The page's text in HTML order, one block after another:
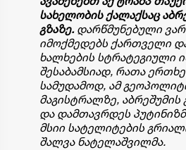
სახელობის ქალაქსაც
გზაზე. დარწმუნებული
იმოქმედებს ქართველი
ხალხების სტრატეგიული
შესაბამსიად, რათა
სამუდამოდ, ამ
მაგისტრალზე, აბრეშუმის
და დამთავრდეს
მსიი სატელიტების
შალვა ნატელაშვილმა.